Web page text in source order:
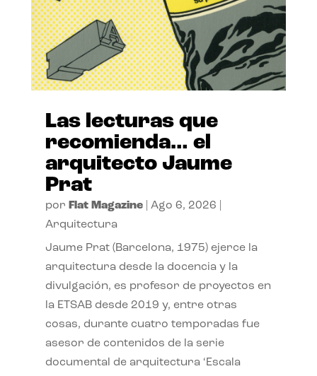
Las lecturas que
recomienda… el
arquitecto Jaume
Prat
por Flat Magazine| Ago 6, 2026
Arquitectura
Jaume Prat (Barcelona, 1975) ejerce la
arquitectura desde la docencia y la
divulgación, es profesor de proyectos en
la ETSAB desde 2019 y, entre otras
cosas, durante cuatro temporadas fue
asesor de contenidos de la serie
documental de arquitectura ‘Escala